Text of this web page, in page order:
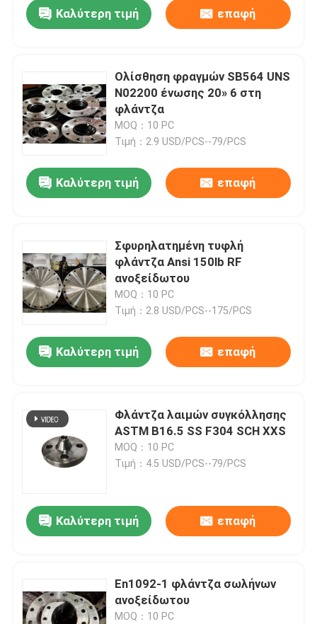
Καλύτερη τιμή επαφή
Ολίσθηση φραγμών SB564 UNS
N02200 ένωσης 20» 6 στη
φλάντζα
MOQ：10 PC
Τιμή：2.9 USD/PCS--79/PCS
Καλύτερη τιμή επαφή
Σφυρηλατημένη τυφλή
φλάντζα Ansi 150lb RF
ανοξείδωτου
MOQ：10 PC
Τιμή：2.8 USD/PCS--175/PCS
Καλύτερη τιμή επαφή
Φλάντζα λαιμών συγκόλλησης
ASTM B16.5 SS F304 SCH XXS
MOQ：10 PC
Τιμή：4.5 USD/PCS--79/PCS
Καλύτερη τιμή επαφή
En1092-1 φλάντζα σωλήνων
ανοξείδωτου
MOQ：10 PC